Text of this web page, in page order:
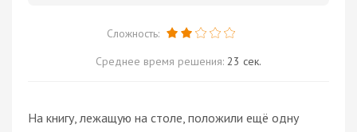
Сложность:
Среднее время решения: 23 сек.
На книгу, лежащую на столе, положили ещё одну